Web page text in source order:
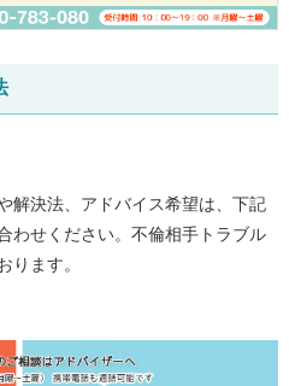
解決法、アドバイス希望は、下記
わせください。不倫相手トラブル
ります。